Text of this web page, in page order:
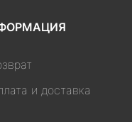
и доставка